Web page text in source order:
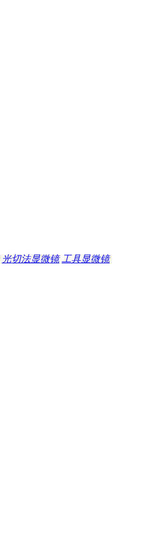
光切法显微镜 工具显微镜